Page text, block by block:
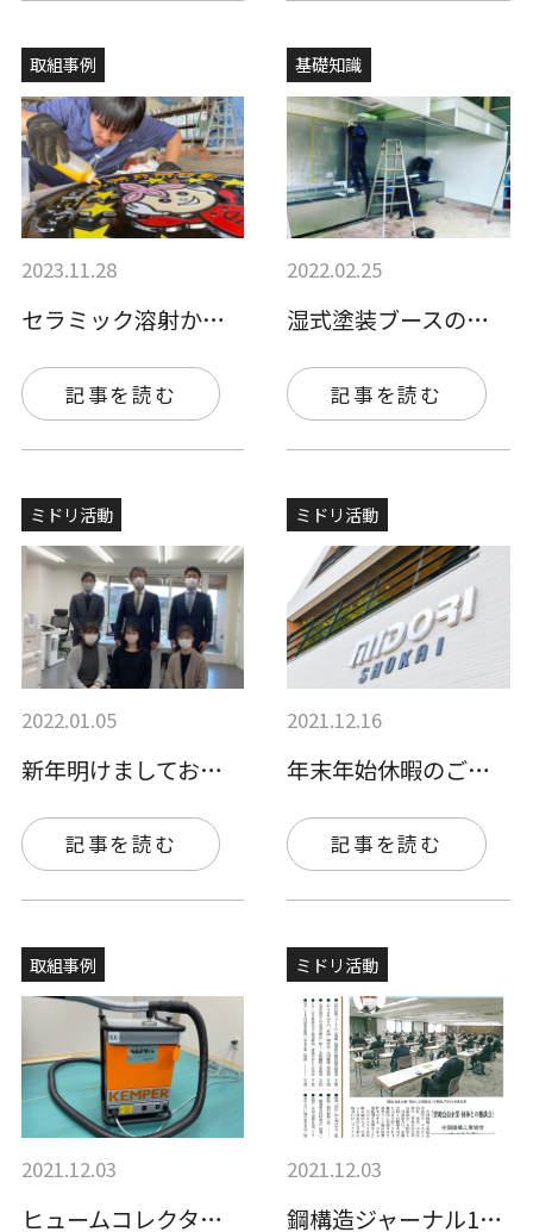
取組事例
2023.11.28
セラミック溶射から塗料に変更！カラーマン…
記事を読む
基礎知識
2022.02.25
湿式塗装ブースの導入手順を公開！作業環境…
記事を読む
ミドリ活動
2022.01.05
新年明けましておめでとうございます。
記事を読む
ミドリ活動
2021.12.16
年末年始休暇のご案内
記事を読む
取組事例
2021.12.03
ヒュームコレクター「ケムトリくん」
ミドリ活動
2021.12.03
鋼構造ジャーナル11/22号に掲載いただ…